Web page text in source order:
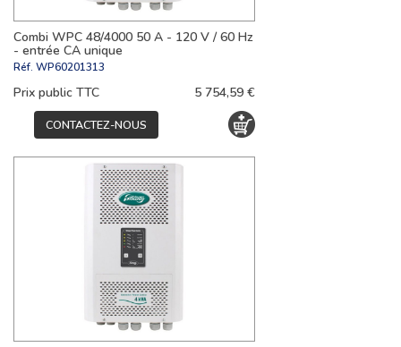
Combi WPC 48/4000 50 A - 120 V / 60 Hz
- entrée CA unique
Réf. WP60201313
Prix public TTC 5 754,59 €
CONTACTEZ-NOUS